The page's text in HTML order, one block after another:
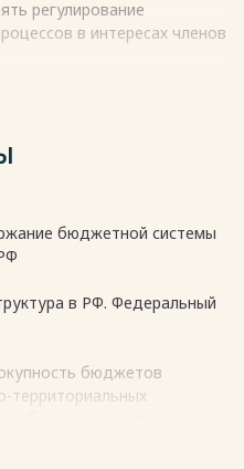
регулирование
в интересах членов
социального состояния и
сузившихся
регулирования экономики.
покупки
бюджетной системы
в РФ. Федеральный
бюджетов
территориальных
фондов, основанная на